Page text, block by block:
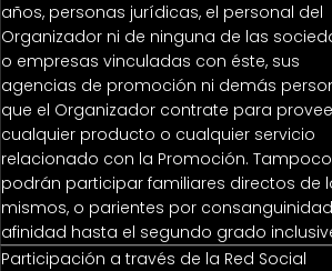
años, personas jurídicas, el personal del
Organizador ni de ninguna de las
o empresas vinculadas con éste, sus
agencias de promoción ni demás
que el Organizador contrate para
cualquier producto o cualquier servicio
relacionado con la Promoción. Tampoco
podrán participar familiares directos de
mismos, o parientes por
afinidad hasta el segundo grado
Participación a través de la Red Social